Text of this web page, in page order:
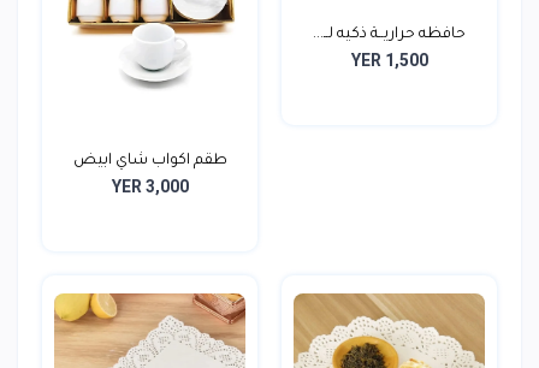
حافظه حراريــة ذكيه لــ...
YER 1,500
طقم اكواب شاي ابيض
صافي
YER 3,000